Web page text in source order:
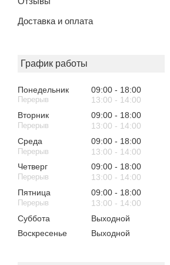
Доставка и оплата
График работы
Понедельник 09:00
18:00
13:00
14:00
Вторник
09:00
18:00
13:00
14:00
Среда
09:00
18:00
13:00
14:00
Четверг
09:00
18:00
13:00
14:00
Пятница
09:00
18:00
13:00
14:00
Суббота
Выходной
Воскресенье
Выходной